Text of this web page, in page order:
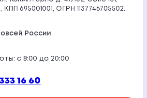
695001001, ОГРН 1137746705502.
всей России
с 8:00 до 20:00
16 60